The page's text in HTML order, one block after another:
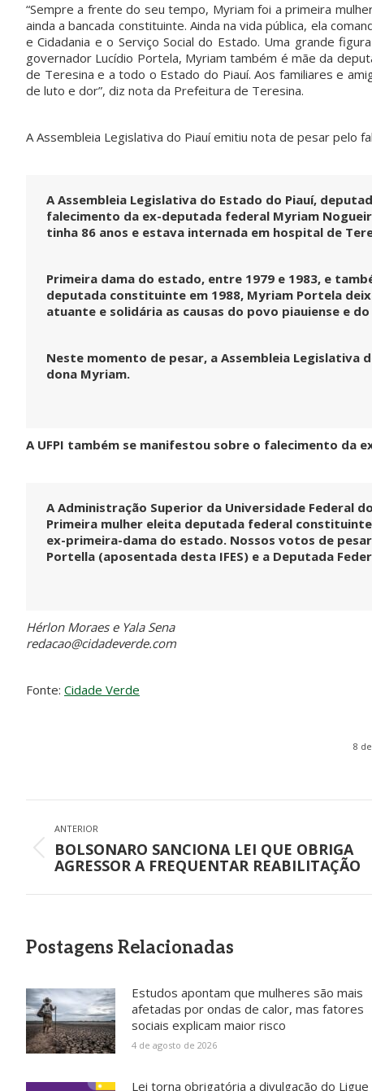
“Sempre a frente do seu tempo, Myriam foi a primeira
ainda a bancada constituinte. Ainda na vida pública, ela
e Cidadania e o Serviço Social do Estado. Uma grande
governador Lucídio Portela, Myriam também é mãe da
de Teresina e a todo o Estado do Piauí. Aos familiares e
de luto e dor”, diz nota da Prefeitura de Teresina.
A Assembleia Legislativa do Piauí emitiu nota de pesar pelo
A Assembleia Legislativa do Estado do Piauí,
falecimento da ex-deputada federal Myriam
tinha 86 anos e estava internada em hospital de
Primeira dama do estado, entre 1979 e 1983, e
deputada constituinte em 1988, Myriam Portela
atuante e solidária as causas do povo piauiense e
Neste momento de pesar, a Assembleia Legislativa
dona Myriam.
A UFPI também se manifestou sobre o falecimento da
A Administração Superior da Universidade Federal
Primeira mulher eleita deputada federal
ex-primeira-dama do estado. Nossos votos de
Portella (aposentada desta IFES) e a Deputada
Hérlon Moraes e Yala Sena
redacao@cidadeverde.com
Fonte: Cidade Verde
8
de
post:
ANTERIOR
Post
anterior:
BOLSONARO SANCIONA LEI QUE OBRIGA
AGRESSOR A FREQUENTAR REABILITAÇÃO
Postagens Relacionadas
Estudos apontam que mulheres são mais
afetadas por ondas de calor, mas fatores
sociais explicam maior risco
4 de agosto de 2026
Lei torna obrigatória a divulgação do Ligue